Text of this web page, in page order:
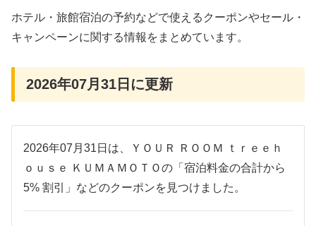
ホテル・旅館宿泊の予約などで使えるクーポンやセール・
キャンペーンに関する情報をまとめています。
2026年07月31日に更新
2026年07月31日は、ＹＯＵＲ ＲＯＯＭ ｔｒｅｅｈ
ｏｕｓｅ ＫＵＭＡＭＯＴＯの「宿泊料金の合計から
5% 割引」などのクーポンを見つけました。